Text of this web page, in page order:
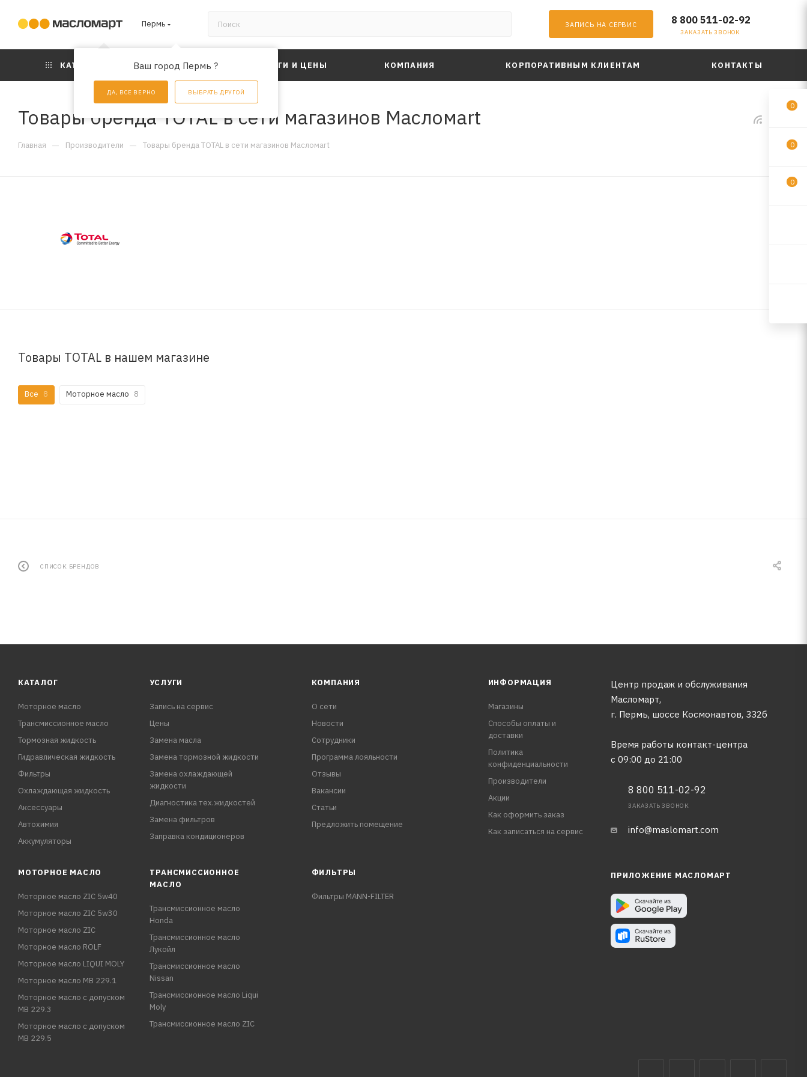
Пермь
Ваш город Пермь ?
ДА, ВСЕ ВЕРНО ВЫБРАТЬ ДРУГОЙ
ЗАПИСЬ НА СЕРВИС 8 800 511-02-92
ЗАКАЗАТЬ ЗВОНОК
КАТАЛОГ АКЦИИ УСЛУГИ И ЦЕНЫ КОМПАНИЯ КОРПОРАТИВНЫМ КЛИЕНТАМ КОНТАКТЫ
Товары бренда TOTAL в сети магазинов Масломart
Главная — Производители — Товары бренда TOTAL в сети магазинов Масломart
Товары TOTAL в нашем магазине
Все 8 Моторное масло 8
СПИСОК БРЕНДОВ
КАТАЛОГ
Моторное масло
Трансмиссионное масло
Тормозная жидкость
Гидравлическая жидкость
Фильтры
Охлаждающая жидкость
Аксессуары
Автохимия
Аккумуляторы
УСЛУГИ
Запись на сервис
Цены
Замена масла
Замена тормозной жидкости
Замена охлаждающей
жидкости
Диагностика тех.жидкостей
Замена фильтров
Заправка кондиционеров
КОМПАНИЯ
О сети
Новости
Сотрудники
Программа лояльности
Отзывы
Вакансии
Статьи
Предложить помещение
ИНФОРМАЦИЯ
Магазины
Способы оплаты и
доставки
Политика
конфиденциальности
Производители
Акции
Как оформить заказ
Как записаться на сервис
Центр продаж и обслуживания
Масломарт,
г. Пермь, шоссе Космонавтов, 332б
Время работы контакт-центра
с 09:00 до 21:00
8 800 511-02-92
ЗАКАЗАТЬ ЗВОНОК
info@maslomart.com
МОТОРНОЕ МАСЛО
Моторное масло ZIC 5w40
Моторное масло ZIC 5w30
Моторное масло ZIC
Моторное масло ROLF
Моторное масло LIQUI MOLY
Моторное масло MB 229.1
Моторное масло с допуском
MB 229.3
Моторное масло с допуском
MB 229.5
ТРАНСМИССИОННОЕ
МАСЛО
Трансмиссионное масло
Honda
Трансмиссионное масло
Лукойл
Трансмиссионное масло
Nissan
Трансмиссионное масло Liqui
Moly
Трансмиссионное масло ZIC
ФИЛЬТРЫ
Фильтры MANN-FILTER
ПРИЛОЖЕНИЕ МАСЛОМАРТ
0
0
0